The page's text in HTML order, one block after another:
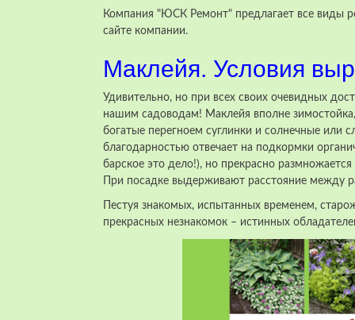
Компания "ЮСК Ремонт" предлагает все виды
сайте компании.
Маклейя. Условия
Удивительно, но при всех своих очевидных
нашим садоводам! Маклейя вполне
богатые перегноем суглинки и солнечные или
благодарностью отвечает на подкормки
барское это дело!), но прекрасно
При посадке выдерживают расстояние между
Пестуя знакомых, испытанных временем,
прекрасных незнакомок – истинных